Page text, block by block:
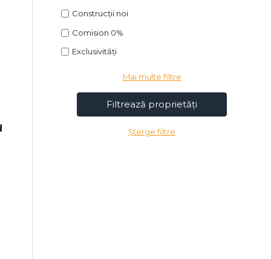
Construcții noi
Comision 0%
Exclusivități
Mai multe filtre
Șterge filtre